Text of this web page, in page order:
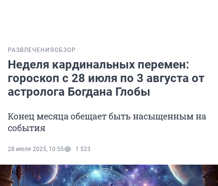
РАЗВЛЕЧЕНИЯ ОБЗОР
Неделя кардинальных перемен:
гороскоп с 28 июля по 3 августа от
астролога Богдана Глобы
Конец месяца обещает быть насыщенным на
события
28 июля 2025, 10:55 1 523